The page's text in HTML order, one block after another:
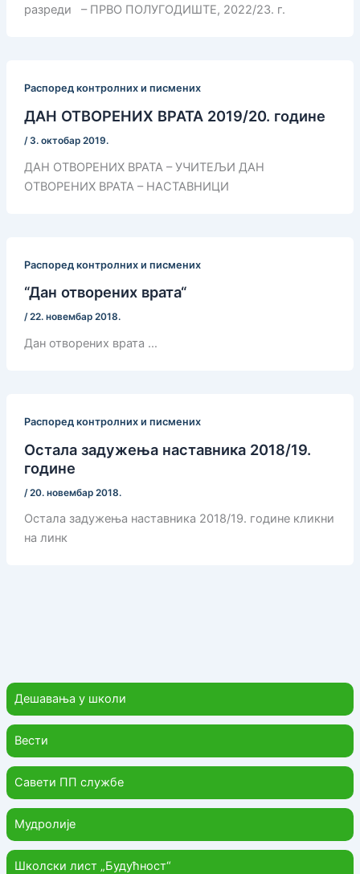
Дешавања у школи
Вести
Савети ПП службе
Мудролије
Школски лист „Будућност“
разреди – ПРВО ПОЛУГОДИШТЕ, 2022/23. г.
Распоред контролних и писмених
ДАН ОТВОРЕНИХ ВРАТА 2019/20. године
/ 3. октобар 2019.
ДАН ОТВОРЕНИХ ВРАТА – УЧИТЕЉИ ДАН
ОТВОРЕНИХ ВРАТА – НАСТАВНИЦИ
Распоред контролних и писмених
“Дан отворених врата“
/22. новембар 2018.
Дан отворених врата …
Распоред контролних и писмених
Остала задужења наставника 2018/19.
године
/20. новембар 2018.
Остала задужења наставника 2018/19. године кликни
на линк